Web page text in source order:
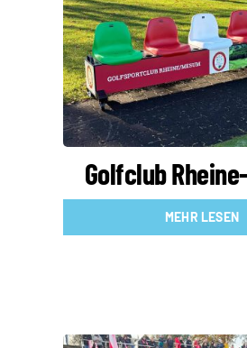
Golfclub
MEHR LESEN